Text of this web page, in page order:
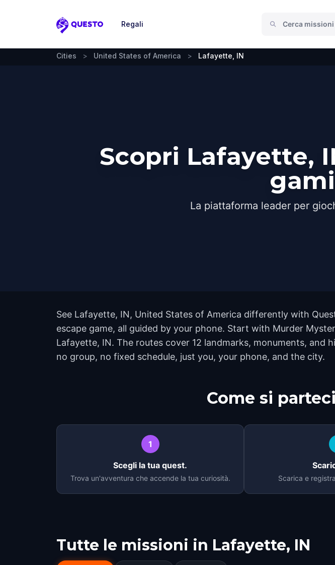
Questo
Regali
Cities > United States of America > Lafayette, IN
Scopri Lafayette,
La piattaforma leader per
See Lafayette, IN, United States of America differently with
escape game, all guided by your phone. Start with Murder
Lafayette, IN. The routes cover 12 landmarks, monuments, and
no group, no fixed schedule, just you, your phone, and the city.
Come si
1
Scegli la tua quest.
Trova un'avventura che accende la tua curiosità. Scarica e
Tutte le missioni in Lafayette, IN